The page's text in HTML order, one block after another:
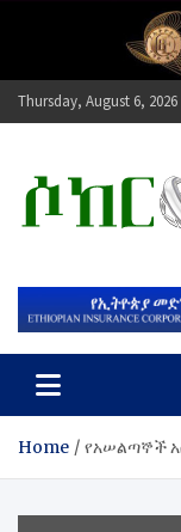
Thursday, August 6, 2026
ሶከር
Home የአሠልጣኞች